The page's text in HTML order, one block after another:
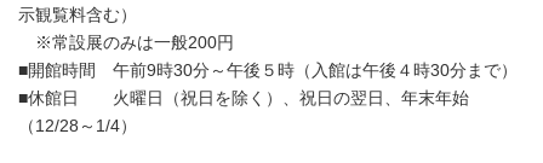
示観覧料含む）
※常設展のみは一般200円
■開館時間 午前9時30分～午後５時（入館は午後４時30分まで）
■休館日 火曜日（祝日を除く）、祝日の翌日、年末年始
（12/28～1/4）